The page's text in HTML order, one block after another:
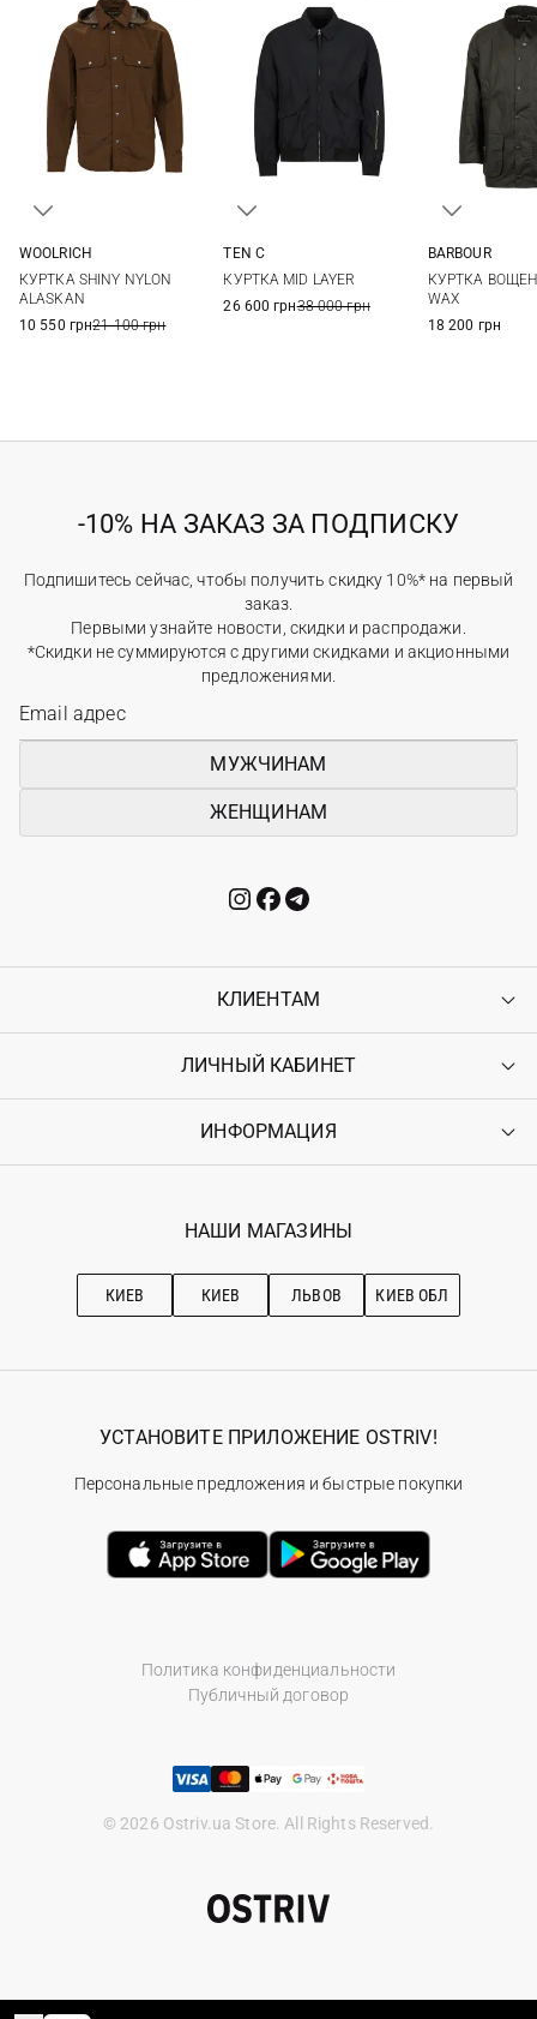
WOOLRICH
КУРТКА SHINY NYLON
ALASKAN
10 550 грн21 100 грн
TEN C
КУРТКА MID LAYER
26 600 грн38 000 грн
XXL
BARBOUR
КУРТКА
WAX
18 200 грн
-10% НА ЗАКАЗ ЗА ПОДПИСКУ
Подпишитесь сейчас, чтобы получить скидку 10%* на первый
заказ.
Первыми узнайте новости, скидки и распродажи.
*Скидки не суммируются с другими скидками и акционными
предложениями.
МУЖЧИНАМ
ЖЕНЩИНАМ
КЛИЕНТАМ
Контакты
Возврат
Гарантия
ЛИЧНЫЙ КАБИНЕТ
Войти
Ostriv Club+
ИНФОРМАЦИЯ
Наши магазини
Рекомендации по уходу
НАШИ МАГАЗИНЫ
КИЕВ КИЕВ ЛЬВОВ КИЕВ ОБЛ
Политика конфиденциальности
Публичный договор
© 2026 Ostriv.ua Store. All Rights Reserved.
УСТАНОВИТЕ ПРИЛОЖЕНИЕ OSTRIV!
Персональные предложения и быстрые покупки